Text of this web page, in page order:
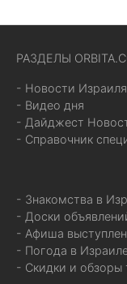
РАЗДЕЛЫ
- Новости Израиля
- Видео дня
- Дайджест
- Справочник
- Знакомства в
- Доски
- Афиша
- Погода в
- Скидки и обзоры